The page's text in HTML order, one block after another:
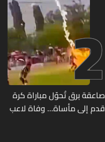
2
صاعقة برق تُحوّل مباراة كرة
قدم إلى مأساة... وفاة لاعب